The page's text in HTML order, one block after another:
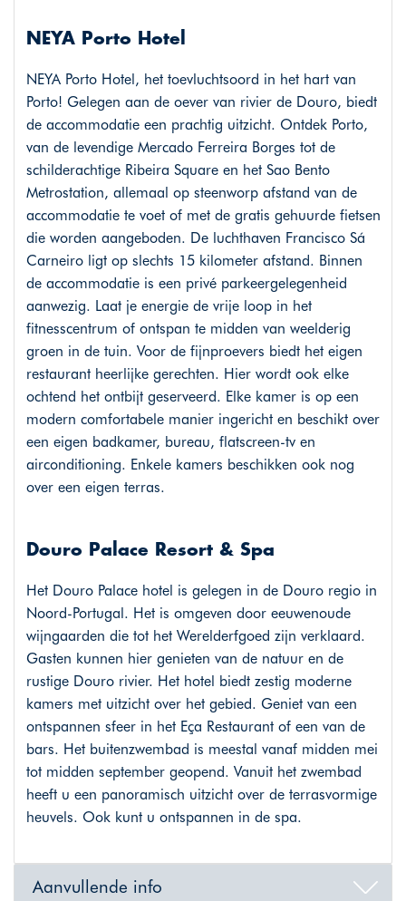
NEYA Porto Hotel
NEYA Porto Hotel, het toevluchtsoord in het hart van
Porto! Gelegen aan de oever van rivier de Douro, biedt
de accommodatie een prachtig uitzicht. Ontdek Porto,
van de levendige Mercado Ferreira Borges tot de
schilderachtige Ribeira Square en het Sao Bento
Metrostation, allemaal op steenworp afstand van de
accommodatie te voet of met de gratis gehuurde fietsen
die worden aangeboden. De luchthaven Francisco Sá
Carneiro ligt op slechts 15 kilometer afstand. Binnen
de accommodatie is een privé parkeergelegenheid
aanwezig. Laat je energie de vrije loop in het
fitnesscentrum of ontspan te midden van weelderig
groen in de tuin. Voor de fijnproevers biedt het eigen
restaurant heerlijke gerechten. Hier wordt ook elke
ochtend het ontbijt geserveerd. Elke kamer is op een
modern comfortabele manier ingericht en beschikt over
een eigen badkamer, bureau, flatscreen-tv en
airconditioning. Enkele kamers beschikken ook nog
over een eigen terras.
Douro Palace Resort & Spa
Het Douro Palace hotel is gelegen in de Douro regio in
Noord-Portugal. Het is omgeven door eeuwenoude
wijngaarden die tot het Werelderfgoed zijn verklaard.
Gasten kunnen hier genieten van de natuur en de
rustige Douro rivier. Het hotel biedt zestig moderne
kamers met uitzicht over het gebied. Geniet van een
ontspannen sfeer in het Eça Restaurant of een van de
bars. Het buitenzwembad is meestal vanaf midden mei
tot midden september geopend. Vanuit het zwembad
heeft u een panoramisch uitzicht over de terrasvormige
heuvels. Ook kunt u ontspannen in de spa.
Aanvullende info